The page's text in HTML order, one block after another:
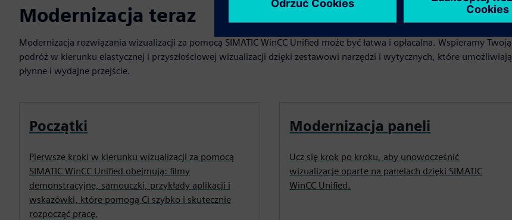
Modernizacja teraz
Modernizacja rozwiązania wizualizacji za pomocą SIMATIC WinCC Unified może być łatwa i opłacalna. Wspieramy Twoją
podróż w kierunku elastycznej i przyszłościowej wizualizacji dzięki zestawowi narzędzi i wytycznych, które umożliwiają
płynne i wydajne przejście.
Początki
Pierwsze kroki w kierunku wizualizacji za pomocą
SIMATIC WinCC Unified obejmują: filmy
demonstracyjne, samouczki, przykłady aplikacji i
wskazówki, które pomogą Ci szybko i skutecznie
rozpocząć pracę.
Modernizacja paneli
Ucz się krok po kroku, aby unowocześnić
wizualizacje oparte na panelach dzięki SIMATIC
WinCC Unified.